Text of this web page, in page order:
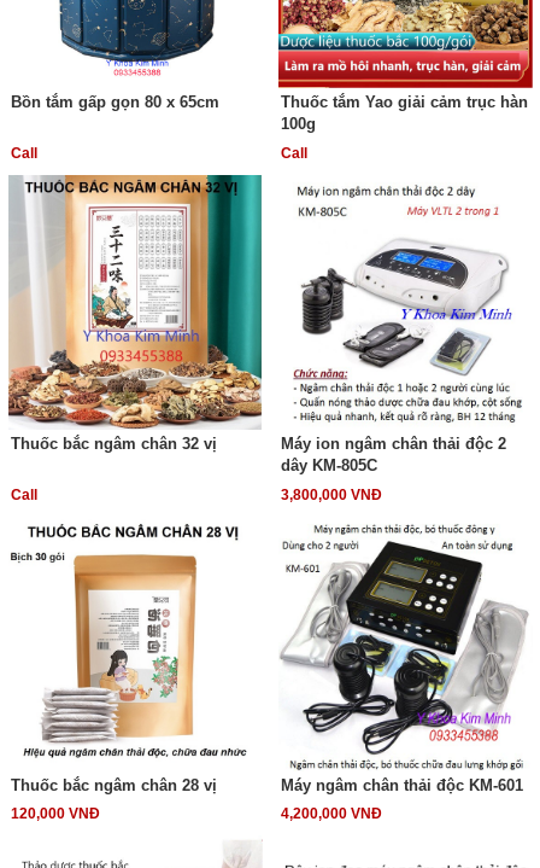
Bồn tắm gấp gọn 80 x 65cm
Call
Thuốc tắm Yao giải cảm trục hàn
100g
Call
Thuốc bắc ngâm chân 32 vị
Call
Máy ion ngâm chân thải độc 2
dây KM-805C
3,800,000 VNĐ
Thuốc bắc ngâm chân 28 vị
120,000 VNĐ
Máy ngâm chân thải độc KM-601
4,200,000 VNĐ